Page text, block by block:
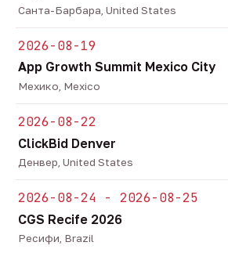
Санта-Барбара, United States
2026-08-19
App Growth Summit Mexico City
Мехико, Mexico
2026-08-22
ClickBid Denver
Денвер, United States
2026-08-24 - 2026-08-25
CGS Recife 2026
Ресифи, Brazil